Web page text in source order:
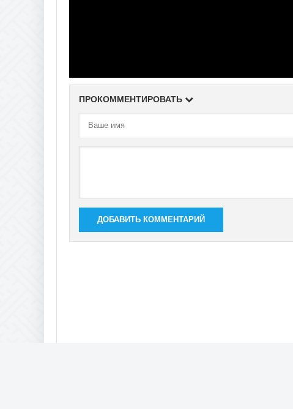
ПРОКОММЕНТИРОВАТЬ
ДОБАВИТЬ КОММЕНТАРИЙ